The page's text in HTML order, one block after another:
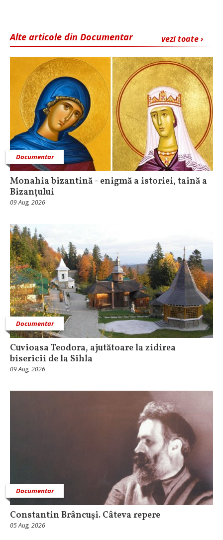
vezi toate ›
Alte articole din Documentar
Documentar
Monahia bizantină - enigmă a istoriei, taină a
Bizanțului
09 Aug, 2026
Documentar
Cuvioasa Teodora, ajutătoare la zidirea
bisericii de la Sihla
09 Aug, 2026
Documentar
Constantin Brâncuși. Câteva repere
05 Aug, 2026